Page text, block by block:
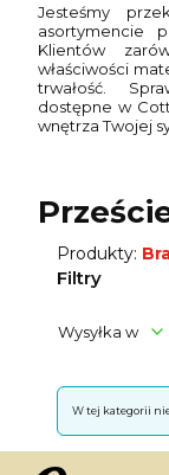
Jesteśmy
asortymencie
Klientów
właściwości
trwałość.
dostępne w
wnętrza Twojej
Produkty:
Filtry
Wysyłka w
Lista
W tej kategorii